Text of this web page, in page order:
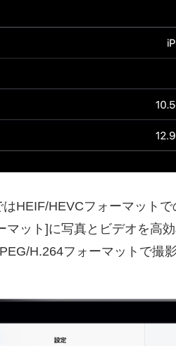
HEIF/HEVCフォーマット
ット]に写真とビデオを高
H.264フォーマットで撮